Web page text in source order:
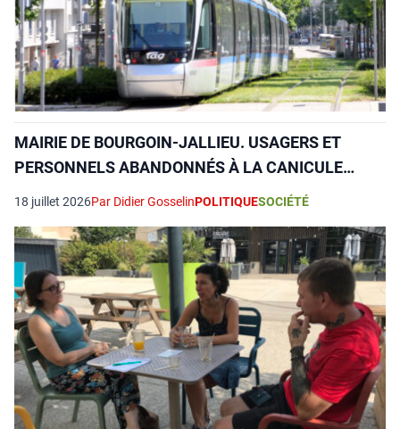
MAIRIE DE BOURGOIN-JALLIEU. USAGERS ET
PERSONNELS ABANDONNÉS À LA CANICULE…
18 juillet 2026Par Didier GosselinPOLITIQUESOCIÉTÉ